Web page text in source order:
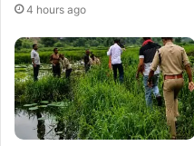
4 hours ago